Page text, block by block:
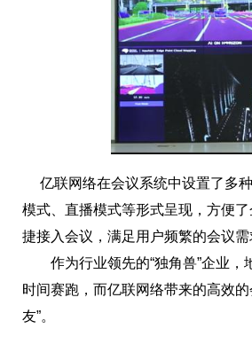
亿联网络在会议系统中设置了多
模式、直播模式等形式呈现，方便
捷接入会议，满足用户频繁的会议需
作为行业领先的“独角兽”企业，
时间赛跑，而亿联网络带来的高效
友”。